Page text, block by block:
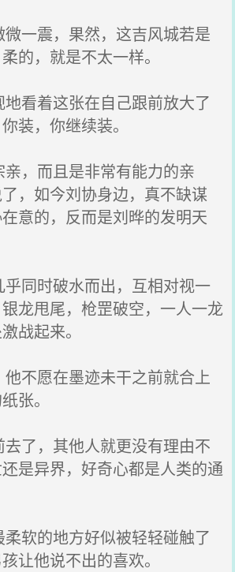
一震，果然，这吉风城若是
的，就是不太一样。
看着这张在自己跟前放大了
装，你继续装。
，而且是非常有能力的亲
，如今刘协身边，真不缺谋
意的，反而是刘晔的发明天
同时破水而出，互相对视一
龙甩尾，枪罡破空，一人一龙
战起来。
不愿在墨迹未干之前就合上
张。
了，其他人就更没有理由不
是异界，好奇心都是人类的通
软的地方好似被轻轻碰触了
让他说不出的喜欢。